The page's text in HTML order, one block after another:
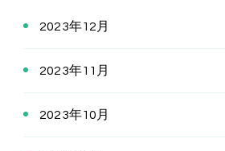
2023年12月
2023年11月
2023年10月